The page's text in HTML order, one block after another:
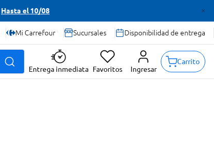
Hasta el 10/08
Mi Carrefour Sucursales Disponibilidad de entrega
Entrega inmediata Favoritos Ingresar
Carrito